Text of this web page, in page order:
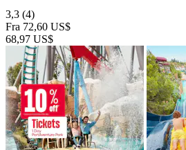
3,3 (4)
Fra 72,60 US$
68,97 US$